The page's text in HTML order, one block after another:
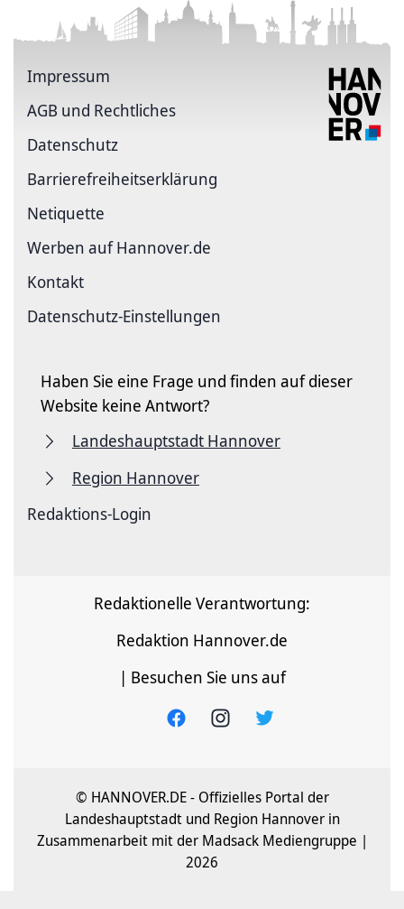
Impressum
AGB und Rechtliches
Datenschutz
Barriere­freiheits­erklärung
Netiquette
Werben auf Hannover.de
Kontakt
Datenschutz-Einstellungen
Haben Sie eine Frage und finden auf dieser
Website keine Antwort?
Landeshauptstadt Hannover
Region Hannover
Redaktions-Login
Redaktionelle Verantwortung:
Redaktion Hannover.de
| Besuchen Sie uns auf
© HANNOVER.DE - Offizielles Portal der
Landeshauptstadt und Region Hannover in
Zusammenarbeit mit der Madsack Mediengruppe |
2026